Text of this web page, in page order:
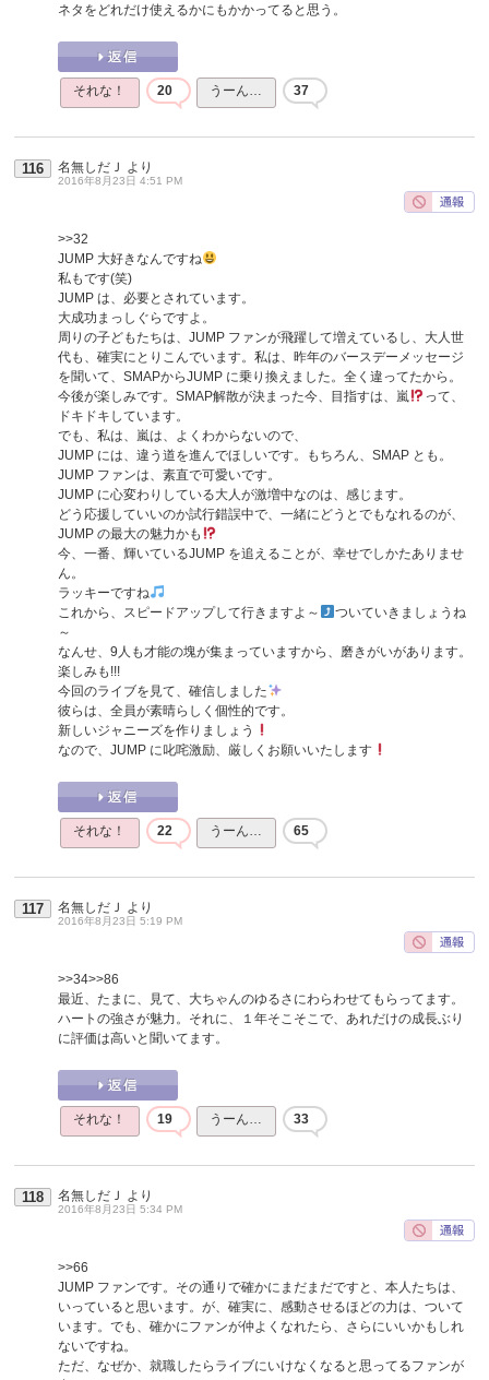
ネタをどれだけ使えるかにもかかってると思う。
それな！ 20 うーん… 37
116 名無しだＪ より
2016年8月23日 4:51 PM
>>32
JUMP 大好きなんですね
私もです(笑)
JUMP は、必要とされています。
大成功まっしぐらですよ。
周りの子どもたちは、JUMP ファンが飛躍して増えているし、大人世
代も、確実にとりこんでいます。私は、昨年のバースデーメッセージ
を聞いて、SMAPからJUMP に乗り換えました。全く違ってたから。
今後が楽しみです。SMAP解散が決まった今、目指すは、嵐
って、
ドキドキしています。
でも、私は、嵐は、よくわからないので、
JUMP には、違う道を進んでほしいです。もちろん、SMAP とも。
JUMP ファンは、素直で可愛いです。
JUMP に心変わりしている大人が激増中なのは、感じます。
どう応援していいのか試行錯誤中で、一緒にどうとでもなれるのが、
JUMP の最大の魅力かも
今、一番、輝いているJUMP を追えることが、幸せでしかたありませ
ん。
ラッキーですね
これから、スピードアップして行きますよ～
ついていきましょうね
～
なんせ、9人も才能の塊が集まっていますから、磨きがいがあります。
楽しみも!!!
今回のライブを見て、確信しました
彼らは、全員が素晴らしく個性的です。
新しいジャニーズを作りましょう
なので、JUMP に叱咤激励、厳しくお願いいたします
それな！ 22 うーん… 65
117 名無しだＪ より
2016年8月23日 5:19 PM
>>34>>86
最近、たまに、見て、大ちゃんのゆるさにわらわせてもらってます。
ハートの強さが魅力。それに、１年そこそこで、あれだけの成長ぶり
に評価は高いと聞いてます。
それな！ 19 うーん… 33
118 名無しだＪ より
2016年8月23日 5:34 PM
>>66
JUMP ファンです。その通りで確かにまだまだですと、本人たちは、
いっていると思います。が、確実に、感動させるほどの力は、ついて
います。でも、確かにファンが仲よくなれたら、さらにいいかもしれ
ないですね。
ただ、なぜか、就職したらライブにいけなくなると思ってるファンが